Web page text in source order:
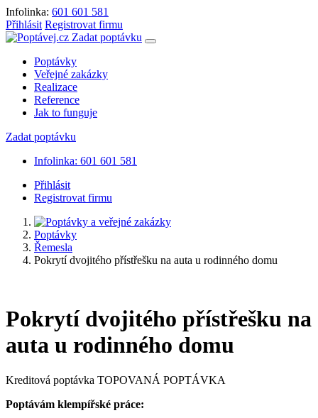
Infolinka: 601 601 581
Přihlásit Registrovat firmu
Zadat poptávku
Poptávky
Veřejné zakázky
Realizace
Reference
Jak to funguje
Zadat poptávku
Infolinka: 601 601 581
Přihlásit
Registrovat firmu
Poptávky
Řemesla
Pokrytí dvojitého přístřešku na auta u rodinného domu
Pokrytí dvojitého přístřešku na
auta u rodinného domu
Kreditová poptávka TOPOVANÁ POPTÁVKA
Poptávám klempířské práce: